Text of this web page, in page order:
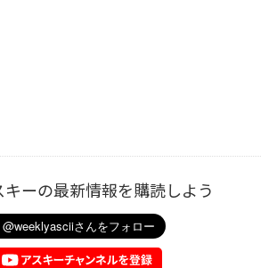
ーの最新情報を購読しよう